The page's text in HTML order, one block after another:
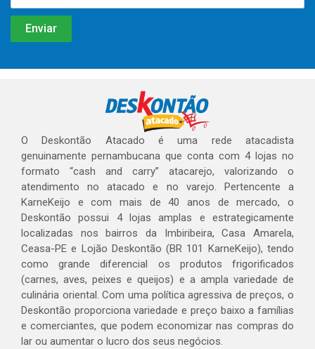
O Deskontão Atacado é uma rede atacadista
genuinamente pernambucana que conta com 4 lojas no
formato “cash and carry” atacarejo, valorizando o
atendimento no atacado e no varejo. Pertencente a
KarneKeijo e com mais de 40 anos de mercado, o
Deskontão possui 4 lojas amplas e estrategicamente
localizadas nos bairros da Imbiribeira, Casa Amarela,
Ceasa-PE e Lojão Deskontão (BR 101 KarneKeijo), tendo
como grande diferencial os produtos frigorificados
(carnes, aves, peixes e queijos) e a ampla variedade de
culinária oriental. Com uma política agressiva de preços, o
Deskontão proporciona variedade e preço baixo a famílias
e comerciantes, que podem economizar nas compras do
lar ou aumentar o lucro dos seus negócios.